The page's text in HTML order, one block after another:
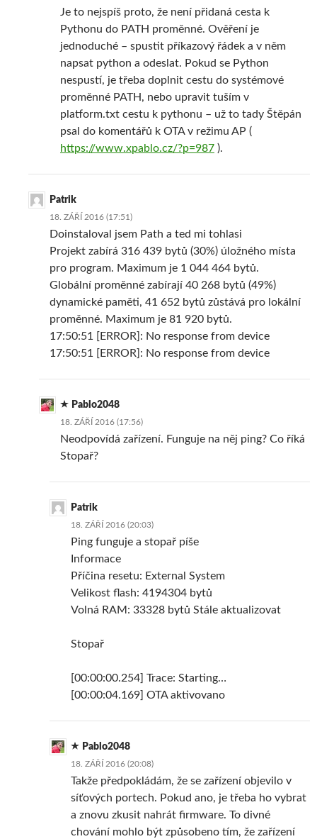
Je to nejspíš proto, že není přidaná cesta k
Pythonu do PATH proměnné. Ověření je
jednoduché – spustit příkazový řádek a v něm
napsat python a odeslat. Pokud se Python
nespustí, je třeba doplnit cestu do systémové
proměnné PATH, nebo upravit tuším v
platform.txt cestu k pythonu – už to tady Štěpán
psal do komentářů k OTA v režimu AP (
https://www.xpablo.cz/?p=987 ).
Patrik
18. ZÁŘÍ 2016 (17:51)
Doinstaloval jsem Path a ted mi tohlasi
Projekt zabírá 316 439 bytů (30%) úložného místa
pro program. Maximum je 1 044 464 bytů.
Globální proměnné zabírají 40 268 bytů (49%)
dynamické paměti, 41 652 bytů zůstává pro lokální
proměnné. Maximum je 81 920 bytů.
17:50:51 [ERROR]: No response from device
17:50:51 [ERROR]: No response from device
Pablo2048
18. ZÁŘÍ 2016 (17:56)
Neodpovídá zařízení. Funguje na něj ping? Co říká
Stopař?
Patrik
18. ZÁŘÍ 2016 (20:03)
Ping funguje a stopař píše
Informace
Příčina resetu: External System
Velikost flash: 4194304 bytů
Volná RAM: 33328 bytů Stále aktualizovat
Stopař
[00:00:00.254] Trace: Starting…
[00:00:04.169] OTA aktivovano
Pablo2048
18. ZÁŘÍ 2016 (20:08)
Takže předpokládám, že se zařízení objevilo v
síťových portech. Pokud ano, je třeba ho vybrat
a znovu zkusit nahrát firmware. To divné
chování mohlo být způsobeno tím, že zařízení